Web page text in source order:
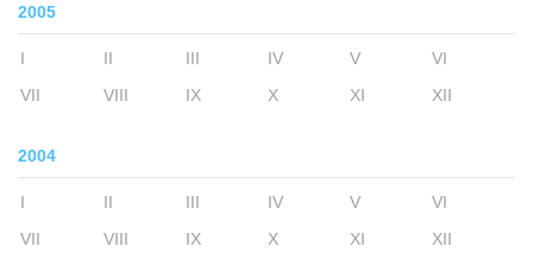
2005
I II III IV V
VI
VII
VIII IX X XI XII
2004
I II III IV V
VI
VII
VIII IX X XI XII